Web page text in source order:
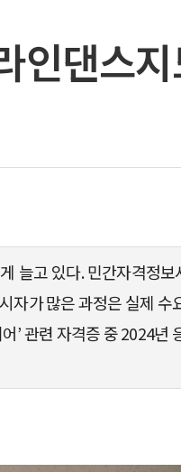
인댄스
늘고 있다. 민간자격정보
자가 많은 과정은 실제 수
’ 관련 자격증 중 2024년